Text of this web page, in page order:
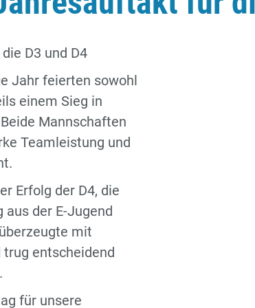
D3 und D4
Jahr feierten sowohl
einem Sieg in
Mannschaften
Teamleistung und
Erfolg der D4, die
der E-Jugend
mit
entscheidend
für unsere